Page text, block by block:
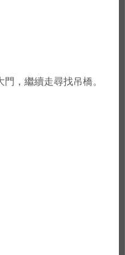
，繼續走尋找吊橋。